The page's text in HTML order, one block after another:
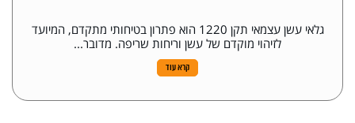
גלאי עשן עצמאי תקן 1220 הוא פתרון בטיחותי מתקדם, המיועד
לזיהוי מוקדם של עשן וריחות שריפה. מדובר...
קרא עוד